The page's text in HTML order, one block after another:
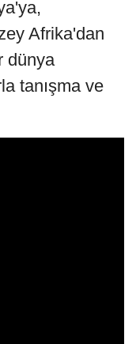
Afrika'dan
dünya
tanışma ve